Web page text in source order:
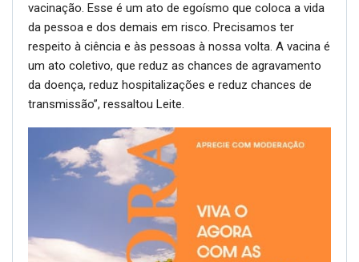
vacinação. Esse é um ato de egoísmo que coloca a vida
da pessoa e dos demais em risco. Precisamos ter
respeito à ciência e às pessoas à nossa volta. A vacina é
um ato coletivo, que reduz as chances de agravamento
da doença, reduz hospitalizações e reduz chances de
transmissão”, ressaltou Leite.